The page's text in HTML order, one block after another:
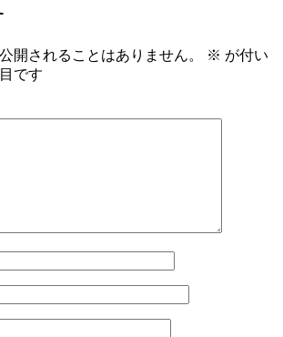
開されることはありません。 ※ が付い
です